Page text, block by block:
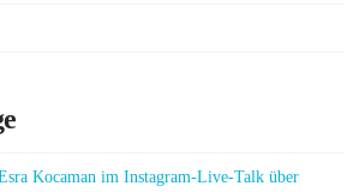
Kocaman im Instagram-Live-Talk über